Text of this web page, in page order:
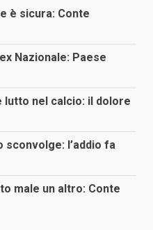
è sicura: Conte
Nazionale: Paese
nel calcio: il dolore
sconvolge: l’addio fa
male un altro: Conte